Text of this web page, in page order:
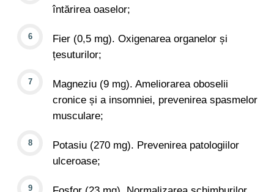
întărirea oaselor;
Fier (0,5 mg). Oxigenarea organelor și
țesuturilor;
Magneziu (9 mg). Ameliorarea oboselii
cronice și a insomniei, prevenirea spasmelor
musculare;
Potasiu (270 mg). Prevenirea patologiilor
ulceroase;